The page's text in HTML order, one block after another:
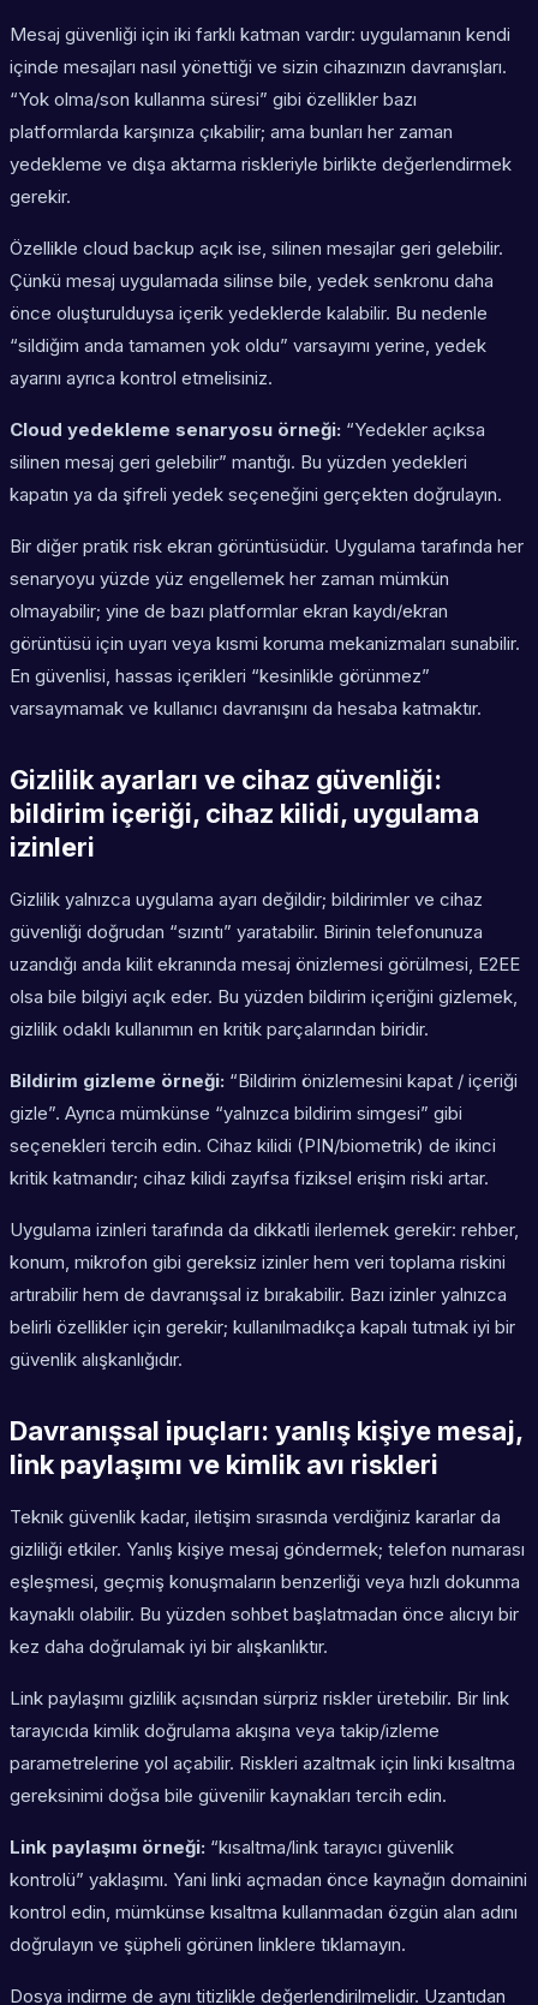
Mesaj güvenliği için iki farklı katman vardır: uygulamanın kendi
içinde mesajları nasıl yönettiği ve sizin cihazınızın davranışları.
“Yok olma/son kullanma süresi” gibi özellikler bazı
platformlarda karşınıza çıkabilir; ama bunları her zaman
yedekleme ve dışa aktarma riskleriyle birlikte değerlendirmek
gerekir.
Özellikle cloud backup açık ise, silinen mesajlar geri gelebilir.
Çünkü mesaj uygulamada silinse bile, yedek senkronu daha
önce oluşturulduysa içerik yedeklerde kalabilir. Bu nedenle
“sildiğim anda tamamen yok oldu” varsayımı yerine, yedek
ayarını ayrıca kontrol etmelisiniz.
Cloud yedekleme senaryosu örneği: “Yedekler açıksa
silinen mesaj geri gelebilir” mantığı. Bu yüzden yedekleri
kapatın ya da şifreli yedek seçeneğini gerçekten doğrulayın.
Bir diğer pratik risk ekran görüntüsüdür. Uygulama tarafında her
senaryoyu yüzde yüz engellemek her zaman mümkün
olmayabilir; yine de bazı platformlar ekran kaydı/ekran
görüntüsü için uyarı veya kısmi koruma mekanizmaları sunabilir.
En güvenlisi, hassas içerikleri “kesinlikle görünmez”
varsaymamak ve kullanıcı davranışını da hesaba katmaktır.
Gizlilik ayarları ve cihaz güvenliği:
bildirim içeriği, cihaz kilidi, uygulama
izinleri
Gizlilik yalnızca uygulama ayarı değildir; bildirimler ve cihaz
güvenliği doğrudan “sızıntı” yaratabilir. Birinin telefonunuza
uzandığı anda kilit ekranında mesaj önizlemesi görülmesi, E2EE
olsa bile bilgiyi açık eder. Bu yüzden bildirim içeriğini gizlemek,
gizlilik odaklı kullanımın en kritik parçalarından biridir.
Bildirim gizleme örneği: “Bildirim önizlemesini kapat / içeriği
gizle”. Ayrıca mümkünse “yalnızca bildirim simgesi” gibi
seçenekleri tercih edin. Cihaz kilidi (PIN/biometrik) de ikinci
kritik katmandır; cihaz kilidi zayıfsa fiziksel erişim riski artar.
Uygulama izinleri tarafında da dikkatli ilerlemek gerekir: rehber,
konum, mikrofon gibi gereksiz izinler hem veri toplama riskini
artırabilir hem de davranışsal iz bırakabilir. Bazı izinler yalnızca
belirli özellikler için gerekir; kullanılmadıkça kapalı tutmak iyi bir
güvenlik alışkanlığıdır.
Davranışsal ipuçları: yanlış kişiye mesaj,
link paylaşımı ve kimlik avı riskleri
Teknik güvenlik kadar, iletişim sırasında verdiğiniz kararlar da
gizliliği etkiler. Yanlış kişiye mesaj göndermek; telefon numarası
eşleşmesi, geçmiş konuşmaların benzerliği veya hızlı dokunma
kaynaklı olabilir. Bu yüzden sohbet başlatmadan önce alıcıyı bir
kez daha doğrulamak iyi bir alışkanlıktır.
Link paylaşımı gizlilik açısından sürpriz riskler üretebilir. Bir link
tarayıcıda kimlik doğrulama akışına veya takip/izleme
parametrelerine yol açabilir. Riskleri azaltmak için linki kısaltma
gereksinimi doğsa bile güvenilir kaynakları tercih edin.
Link paylaşımı örneği: “kısaltma/link tarayıcı güvenlik
kontrolü” yaklaşımı. Yani linki açmadan önce kaynağın domainini
kontrol edin, mümkünse kısaltma kullanmadan özgün alan adını
doğrulayın ve şüpheli görünen linklere tıklamayın.
Dosya indirme de aynı titizlikle değerlendirilmelidir. Uzantıdan